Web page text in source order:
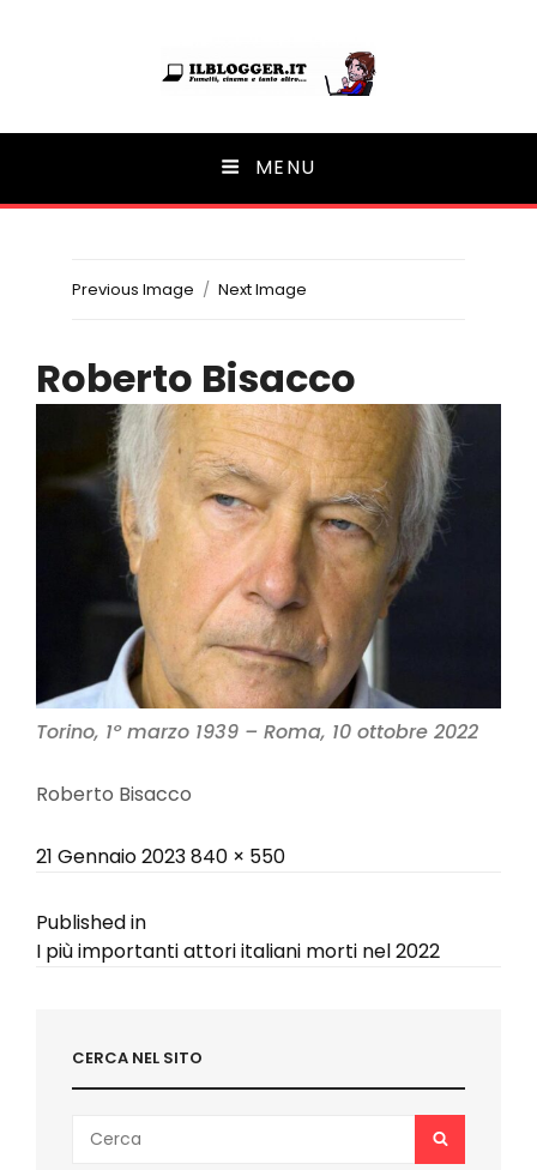
Ilblogger.it
Il portalino di blog | MENU
Previous Image Next Image
Roberto Bisacco
Torino, 1º marzo 1939 – Roma, 10 ottobre 2022
Roberto Bisacco
Posted
21 Gennaio 2023Full
840 × 550
Navigazione
articoli
Published in
I più importanti attori italiani morti nel 2022
CERCA NEL SITO
for:
SEARCH